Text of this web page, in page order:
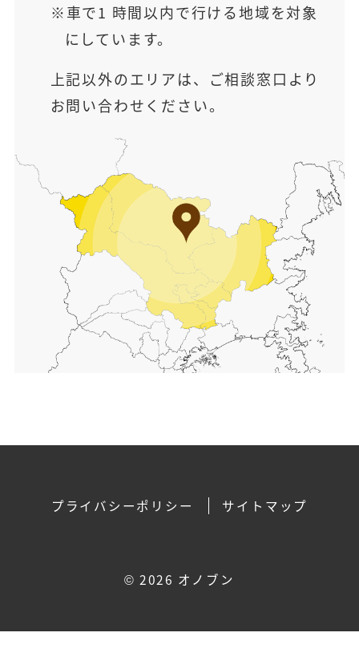
車で1 時間以内で行ける地域を対象
にしています。
上記以外のエリアは、ご相談窓口より
お問い合わせください。
プライバシーポリシー サイトマップ
© 2026 オノブン